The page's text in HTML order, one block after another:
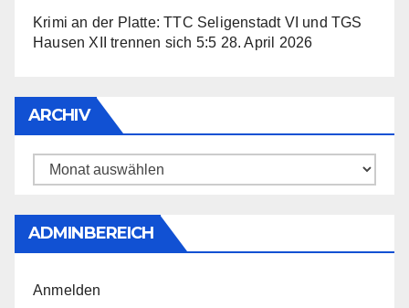
Krimi an der Platte: TTC Seligenstadt VI und TGS
Hausen XII trennen sich 5:5 28. April 2026
ARCHIV
Archiv
ADMINBEREICH
Anmelden